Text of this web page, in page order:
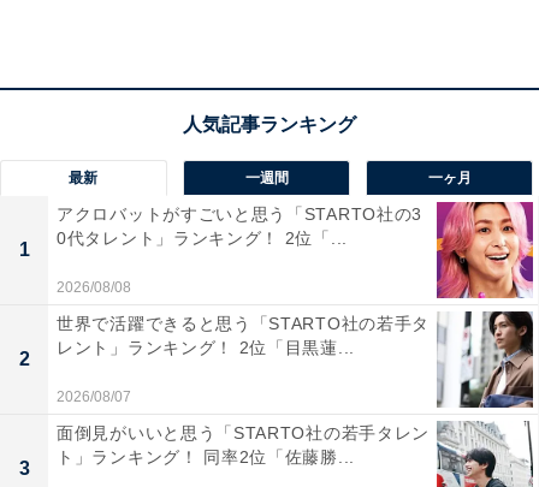
第2位：福岡県（132票）
第2位は「福岡県」でした。山本美月さん、橋本環奈さ
ん、妻夫木聡さん、瀬戸康史さんなどが福岡県出身とし
て知られています。
回答者からは「博多美人、九州男児というイメージがあ
ってとても文化がある感じがします（千葉県／60代男
性）」「美男美女といえば福岡のイメージだから。芸能
人なども福岡出身者に美男美女が多い印象がある（滋賀
県／30代女性）」などのコメントが寄せられました。
最新 一週間 一ヶ月
1
アクロバットがすごいと思う「STARTO社の3
0代タレント」ランキング！ 2位「...
2026/08/08
2
世界で活躍できると思う「STARTO社の若手タ
レント」ランキング！ 2位「目黒蓮...
2026/08/07
3
面倒見がいいと思う「STARTO社の若手タレン
ト」ランキング！ 同率2位「佐藤勝...